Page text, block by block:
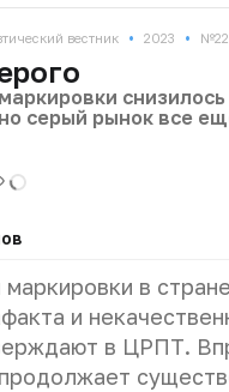
вестник • 2023 • №22
серый рынок все
в
и
в ЦРПТ.